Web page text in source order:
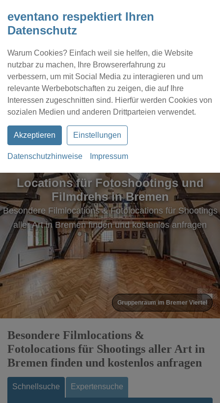
eventano respektiert Ihren
Datenschutz
Warum Cookies? Einfach weil sie helfen, die Website
nutzbar zu machen, Ihre Browsererfahrung zu
verbessern, um mit Social Media zu interagieren und um
relevante Werbebotschaften zu zeigen, die auf Ihre
Interessen zugeschnitten sind. Hierfür werden Cookies von
sozialen Medien und anderen Drittparteien verwendet.
Akzeptieren Einstellungen
Datenschutzhinweise Impressum
Kontakt Location eintragen Profil
Locations für Fotoshootings und
Filmdrehs in Bremen
Besondere Filmlocations & Fotolocations für Shootings
aller Art in Bremen finden und kostenlos anfragen
Gruppenraum im Bremer Viertel
Besondere Filmlocations &
Fotolocations für Shootings aller Art in
Bremen finden und kostenlos anfragen
Schnellsuche Expertensuche